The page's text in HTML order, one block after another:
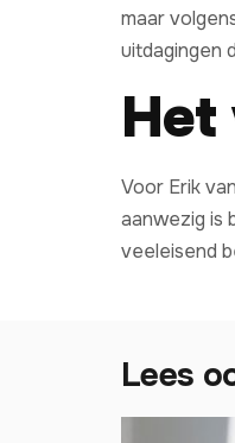
maar
uitdagingen
Het
Voor Erik
aanwezig is
veeleisend
Lees